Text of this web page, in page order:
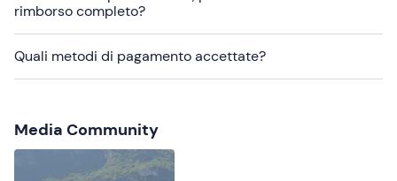
pagare nuovamente la relativa quota.
Abbigliamento consigliato
Costume da bagno
rimborso completo?
Quali metodi di pagamento accettate?
Media Community